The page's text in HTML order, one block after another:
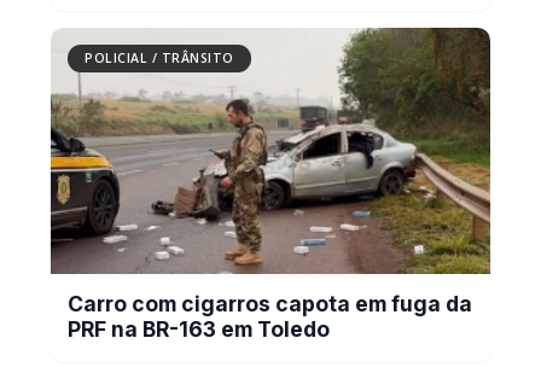
POLICIAL / TRÂNSITO
Carro com cigarros capota em fuga da
PRF na BR-163 em Toledo